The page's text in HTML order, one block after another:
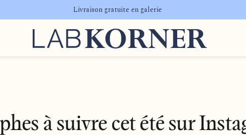
Livraison gratuite en galerie
à suivre cet été sur